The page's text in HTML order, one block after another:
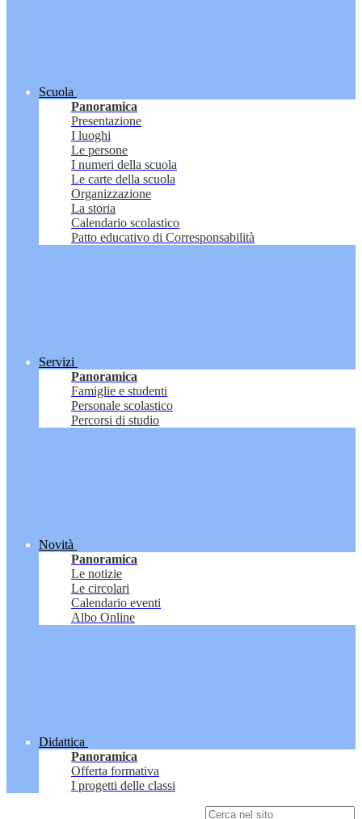
Scuola
Panoramica
Presentazione
I luoghi
Le persone
I numeri della scuola
Le carte della scuola
Organizzazione
La storia
Calendario scolastico
Patto educativo di Corresponsabilità
Servizi
Panoramica
Famiglie e studenti
Personale scolastico
Percorsi di studio
Novità
Panoramica
Le notizie
Le circolari
Calendario eventi
Albo Online
Didattica
Panoramica
Offerta formativa
I progetti delle classi